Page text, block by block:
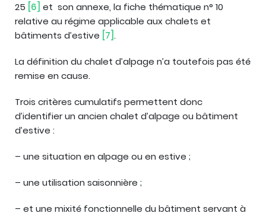
25 [6] et son annexe, la fiche thématique n° 10
relative au régime applicable aux chalets et
bâtiments d’estive [7] .
La définition du chalet d’alpage n’a toutefois pas été
remise en cause.
Trois critères cumulatifs permettent donc
d’identifier un ancien chalet d’alpage ou bâtiment
d’estive :
– une situation en alpage ou en estive ;
– une utilisation saisonnière ;
– et une mixité fonctionnelle du bâtiment servant à